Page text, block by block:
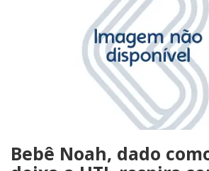
Bebê Noah, dado